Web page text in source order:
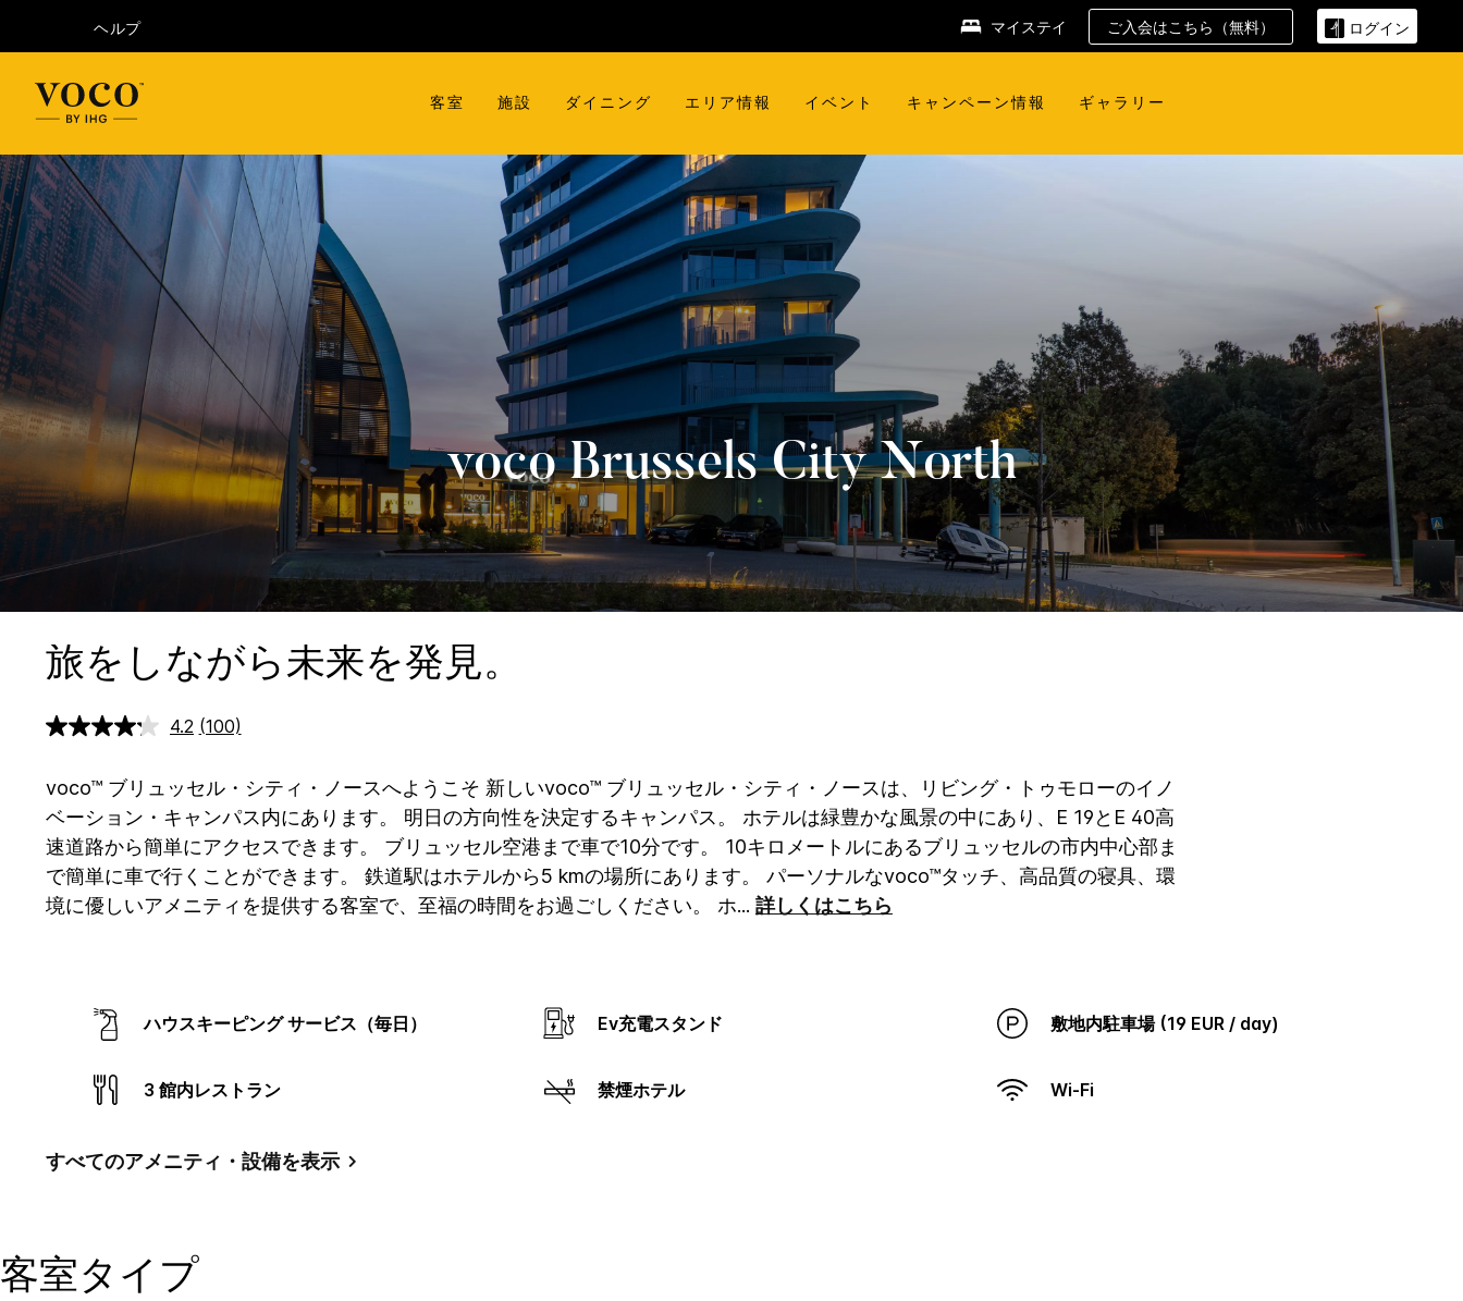
ヘルプ マイステイ ご入会はこちら（無料） ログイン
客室 施設 ダイニング エリア情報 イベント キャンペーン情報 ギャラリー
voco Brussels City North
旅をしながら未来を発見。
4.2 レ
ー
を
読
む.
同
じ
ペ
ー
(100)
voco™ ブリュッセル・シティ・ノースへようこそ 新しいvoco™ ブリュッセル・シティ・ノースは、リビング・トゥモローのイノ
ベーション・キャンパス内にあります。 明日の方向性を決定するキャンパス。 ホテルは緑豊かな風景の中にあり、E 19とE 40高
速道路から簡単にアクセスできます。 ブリュッセル空港まで車で10分です。 10キロメートルにあるブリュッセルの市内中心部ま
で簡単に車で行くことができます。 鉄道駅はホテルから5 kmの場所にあります。 パーソナルなvoco™タッチ、高品質の寝具、環
境に優しいアメニティを提供する客室で、至福の時間をお過ごしください。 ホ... 詳しくはこちら
ハウスキーピング サービス（毎日） Ev充電スタンド 敷地内駐車場 (19 EUR / day)
3 館内レストラン 禁煙ホテル Wi-Fi
すべてのアメニティ・設備を表示
客室タイプ